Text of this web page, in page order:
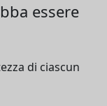
essere
di ciascun